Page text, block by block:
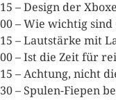
– Design der
– Wie wichtig
– Lautstärke mit
– Ist die Zeit für
– Achtung, nicht
– Spulen-Fiepen